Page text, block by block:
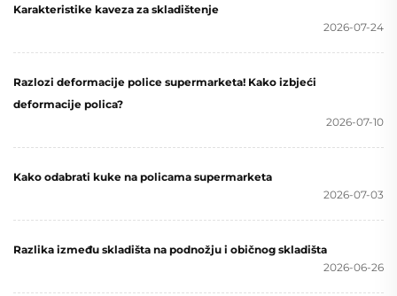
Karakteristike kaveza za skladištenje
2026-07-24
Razlozi deformacije police supermarketa! Kako izbjeći
deformacije polica?
2026-07-10
Kako odabrati kuke na policama supermarketa
2026-07-03
Razlika između skladišta na podnožju i običnog skladišta
2026-06-26